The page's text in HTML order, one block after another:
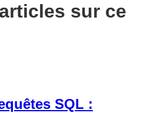
sur ce
SQL :